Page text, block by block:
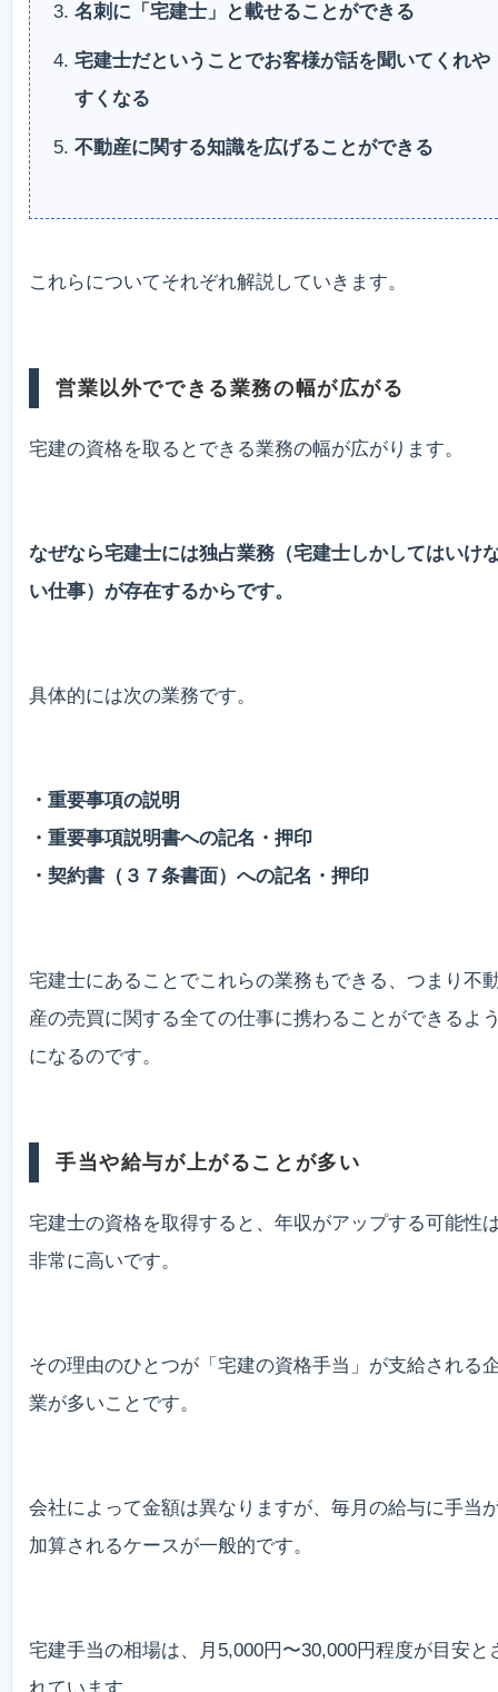
名刺に「宅建士」と載せることができる
宅建士だということでお客様が話を聞いてくれや
すくなる
不動産に関する知識を広げることができる
これらについてそれぞれ解説していきます。
営業以外でできる業務の幅が広がる
宅建の資格を取るとできる業務の幅が広がります。
なぜなら宅建士には独占業務（宅建士しかしてはいけ
い仕事）が存在するからです。
具体的には次の業務です。
・重要事項の説明
・重要事項説明書への記名・押印
・契約書（３７条書面）への記名・押印
宅建士にあることでこれらの業務もできる、つまり不
産の売買に関する全ての仕事に携わることができるよ
になるのです。
手当や給与が上がることが多い
宅建士の資格を取得すると、年収がアップする可能性
非常に高いです。
その理由のひとつが「宅建の資格手当」が支給される
業が多いことです。
会社によって金額は異なりますが、毎月の給与に手当
加算されるケースが一般的です。
宅建手当の相場は、月5,000円〜30,000円程度が目安と